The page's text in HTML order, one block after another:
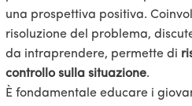
una prospettiva positiva.
risoluzione del problema,
da intraprendere, permette di
controllo sulla situazione.
È fondamentale educare i